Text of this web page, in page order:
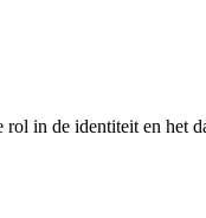
in de identiteit en het